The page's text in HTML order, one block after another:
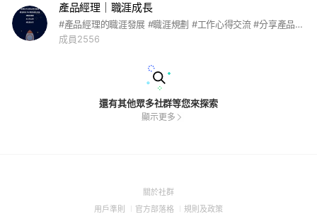
產品經理｜職涯成長
#產品經理的職涯發展 #職涯規劃 #工作心得交流 #分享產品經理乾貨 所有群友一視同仁，歡迎大家輕鬆交流一起成長 👉🏻命名方式：稱呼 / 產業別 / 職業 新朋友加入，請看記事本完成新人任務並了解版規。
成員2556
還有其他眾多社群等您來探索
顯示更多
關於社群(Open
用戶準則 (Open
官方部落格 (Open
規則及政策(Open